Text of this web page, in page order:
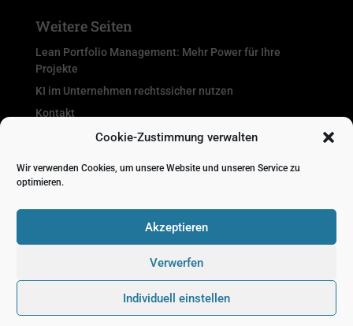
Cookie-Zustimmung verwalten
Wir verwenden Cookies, um unsere Website und unseren Service zu
optimieren.
Akzeptieren
Verwerfen
Individuell einstellen
Weitere Seiten
Lean Portfolio Management: Mehr Power für Ihre
Projekte
KI im Unternehmen rechtssicher nutzen
Kontakt
Termin vereinbaren